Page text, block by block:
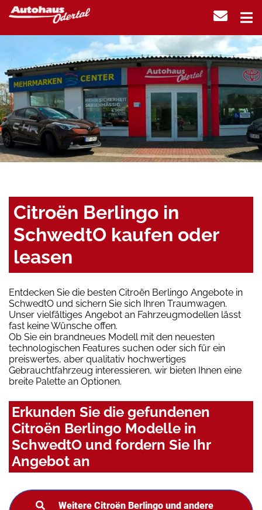
Citroën Berlingo in
SchwedtO kaufen oder
leasen
Entdecken Sie die besten Citroën Berlingo Angebote in
SchwedtO und sichern Sie sich Ihren Traumwagen.
Unser vielfältiges Angebot an Fahrzeugmodellen lässt
fast keine Wünsche offen.
Ob Sie ein brandneues Modell mit den neuesten
technologischen Features suchen oder sich für ein
preiswertes, aber qualitativ hochwertiges
Gebrauchtfahrzeug interessieren, wir bieten Ihnen eine
breite Palette an Optionen.
Erkunden Sie die gefundenen
Citroën Berlingo Modelle in
SchwedtO und fordern Sie Ihr
Angebot an
Weitere Citroën Berlingo und andere